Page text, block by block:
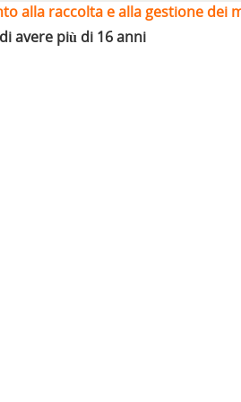
alla raccolta e alla gestione dei
avere più di 16 anni